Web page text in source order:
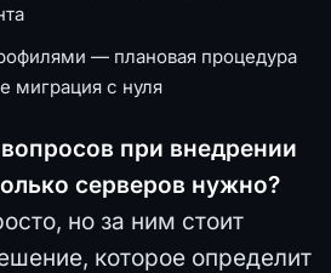
— плановая процедура
миграция с нуля
при внедрении
серверов нужно?
но за ним стоит
которое определит